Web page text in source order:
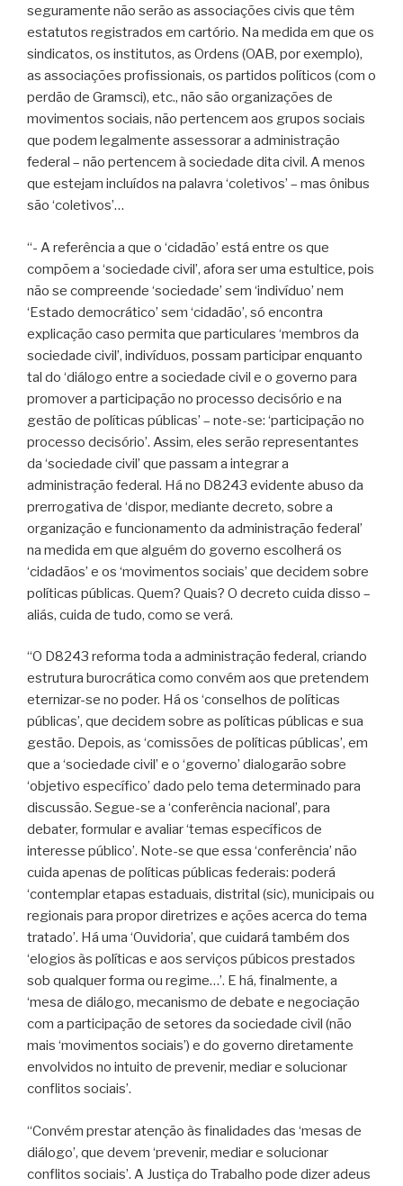
seguramente não serão as associações civis que têm
estatutos registrados em cartório. Na medida em que os
sindicatos, os institutos, as Ordens (OAB, por exemplo),
as associações profissionais, os partidos políticos (com o
perdão de Gramsci), etc., não são organizações de
movimentos sociais, não pertencem aos grupos sociais
que podem legalmente assessorar a administração
federal – não pertencem à sociedade dita civil. A menos
que estejam incluídos na palavra ‘coletivos’ – mas ônibus
são ‘coletivos’…
“- A referência a que o ‘cidadão’ está entre os que
compõem a ‘sociedade civil’, afora ser uma estultice, pois
não se compreende ‘sociedade’ sem ‘indivíduo’ nem
‘Estado democrático’ sem ‘cidadão’, só encontra
explicação caso permita que particulares ‘membros da
sociedade civil’, indivíduos, possam participar enquanto
tal do ‘diálogo entre a sociedade civil e o governo para
promover a participação no processo decisório e na
gestão de políticas públicas’ – note-se: ‘participação no
processo decisório’. Assim, eles serão representantes
da ‘sociedade civil’ que passam a integrar a
administração federal. Há no D8243 evidente abuso da
prerrogativa de ‘dispor, mediante decreto, sobre a
organização e funcionamento da administração federal’
na medida em que alguém do governo escolherá os
‘cidadãos’ e os ‘movimentos sociais’ que decidem sobre
políticas públicas. Quem? Quais? O decreto cuida disso –
aliás, cuida de tudo, como se verá.
“O D8243 reforma toda a administração federal, criando
estrutura burocrática como convém aos que pretendem
eternizar-se no poder. Há os ‘conselhos de políticas
públicas’, que decidem sobre as políticas públicas e sua
gestão. Depois, as ‘comissões de políticas públicas’, em
que a ‘sociedade civil’ e o ‘governo’ dialogarão sobre
‘objetivo específico’ dado pelo tema determinado para
discussão. Segue-se a ‘conferência nacional’, para
debater, formular e avaliar ‘temas específicos de
interesse público’. Note-se que essa ‘conferência’ não
cuida apenas de políticas públicas federais: poderá
‘contemplar etapas estaduais, distrital (sic), municipais ou
regionais para propor diretrizes e ações acerca do tema
tratado’. Há uma ‘Ouvidoria’, que cuidará também dos
‘elogios às políticas e aos serviços púbicos prestados
sob qualquer forma ou regime…’. E há, finalmente, a
‘mesa de diálogo, mecanismo de debate e negociação
com a participação de setores da sociedade civil (não
mais ‘movimentos sociais’) e do governo diretamente
envolvidos no intuito de prevenir, mediar e solucionar
conflitos sociais’.
“Convém prestar atenção às finalidades das ‘mesas de
diálogo’, que devem ‘prevenir, mediar e solucionar
conflitos sociais’. A Justiça do Trabalho pode dizer adeus